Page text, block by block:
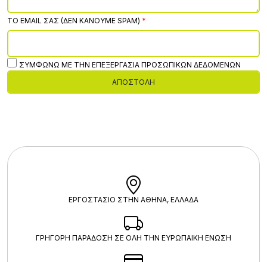
ΤΟ EMAIL ΣΑΣ (ΔΕΝ ΚΆΝΟΥΜΕ SPAM)
ΣΥΜΦΩΝΏ ΜΕ ΤΗΝ ΕΠΕΞΕΡΓΑΣΊΑ ΠΡΟΣΩΠΙΚΏΝ ΔΕΔΟΜΈΝΩΝ
ΑΠΟΣΤΟΛΉ
ΕΡΓΟΣΤΑΣΙΟ ΣΤΗΝ ΑΘΗΝΑ, ΕΛΛΑΔΑ
ΓΡΗΓΟΡΗ ΠΑΡΑΔΟΣΗ ΣΕ ΟΛΗ ΤΗΝ ΕΥΡΩΠΑΙΚΗ ΕΝΩΣΗ